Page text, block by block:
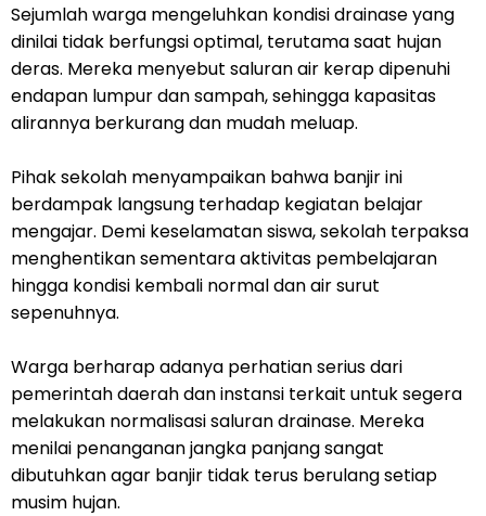
Sejumlah warga mengeluhkan kondisi drainase yang
dinilai tidak berfungsi optimal, terutama saat hujan
deras. Mereka menyebut saluran air kerap dipenuhi
endapan lumpur dan sampah, sehingga kapasitas
alirannya berkurang dan mudah meluap.
Pihak sekolah menyampaikan bahwa banjir ini
berdampak langsung terhadap kegiatan belajar
mengajar. Demi keselamatan siswa, sekolah terpaksa
menghentikan sementara aktivitas pembelajaran
hingga kondisi kembali normal dan air surut
sepenuhnya.
Warga berharap adanya perhatian serius dari
pemerintah daerah dan instansi terkait untuk segera
melakukan normalisasi saluran drainase. Mereka
menilai penanganan jangka panjang sangat
dibutuhkan agar banjir tidak terus berulang setiap
musim hujan.